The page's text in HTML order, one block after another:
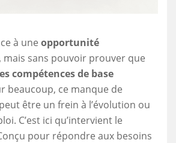
à une opportunité
, mais sans pouvoir prouver que
compétences de base
beaucoup, ce manque de
être un frein à l’évolution ou
C’est ici qu’intervient le
pour répondre aux besoins